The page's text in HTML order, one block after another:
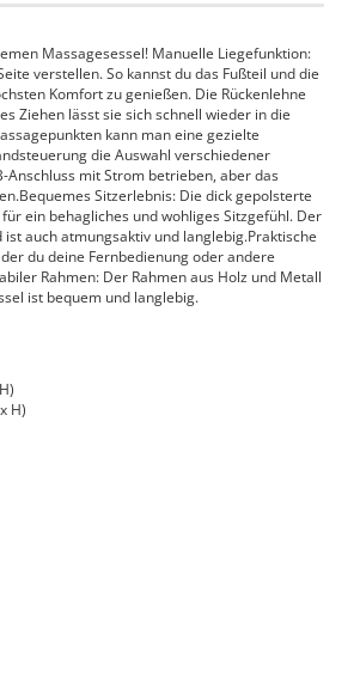
Massagesessel! Manuelle Liegefunktion:
verstellen. So kannst du das Fußteil und die
Komfort zu genießen. Die Rückenlehne
Ziehen lässt sie sich schnell wieder in die
kann man eine gezielte
die Auswahl verschiedener
mit Strom betrieben, aber das
Sitzerlebnis: Die dick gepolsterte
ein behagliches und wohliges Sitzgefühl. Der
auch atmungsaktiv und langlebig.Praktische
du deine Fernbedienung oder andere
Rahmen: Der Rahmen aus Holz und Metall
ist bequem und langlebig.
H)